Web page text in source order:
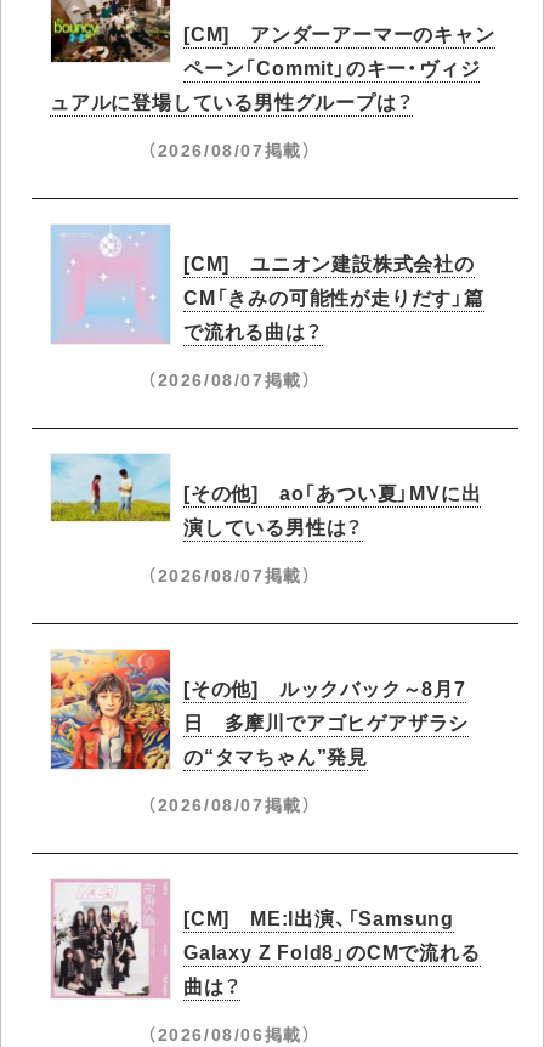
[CM] アンダーアーマーのキャン
ペーン「Commit」のキー・ヴィジ
ュアルに登場している男性グループは？
（2026/08/07掲載）
[CM] ユニオン建設株式会社の
CM「きみの可能性が走りだす」篇
で流れる曲は？
（2026/08/07掲載）
[その他] ao「あつい夏」MVに出
演している男性は？
（2026/08/07掲載）
[その他] ルックバック～8月7
日 多摩川でアゴヒゲアザラシ
の“タマちゃん”発見
（2026/08/07掲載）
[CM] ME:I出演、「Samsung
Galaxy Z Fold8」のCMで流れる
曲は？
（2026/08/06掲載）